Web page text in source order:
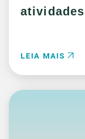
atividades
LEIA MAIS